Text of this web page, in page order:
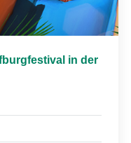
in der